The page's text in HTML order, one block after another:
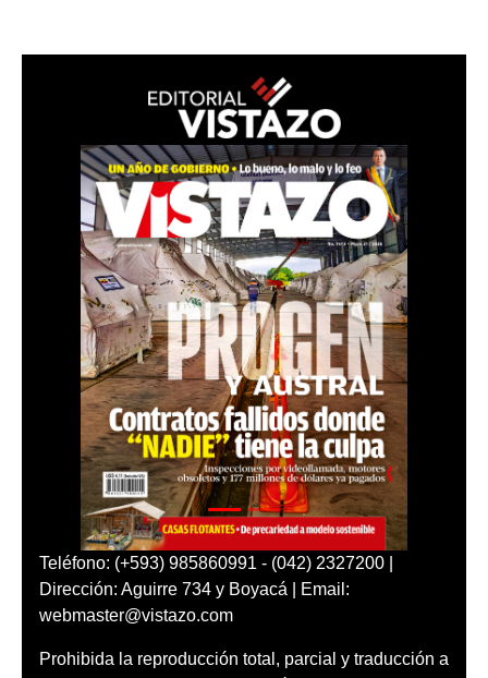
Teléfono: (+593) 985860991 - (042) 2327200 |
Dirección: Aguirre 734 y Boyacá | Email:
webmaster@vistazo.com
Prohibida la reproducción total, parcial y traducción a